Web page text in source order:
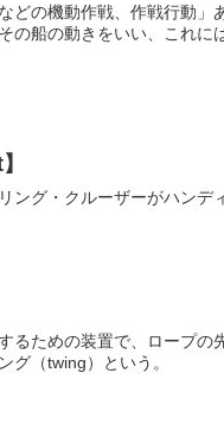
どの機動作戦、作戦行動
の船の動きをいい、これ
ング・クルーザーがハンデ
るための装置で、ロープ
グ（twing）という。